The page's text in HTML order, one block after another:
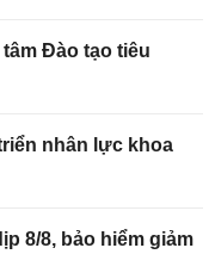
Đào tạo tiêu
nhân lực khoa
8/8, bảo hiểm giảm